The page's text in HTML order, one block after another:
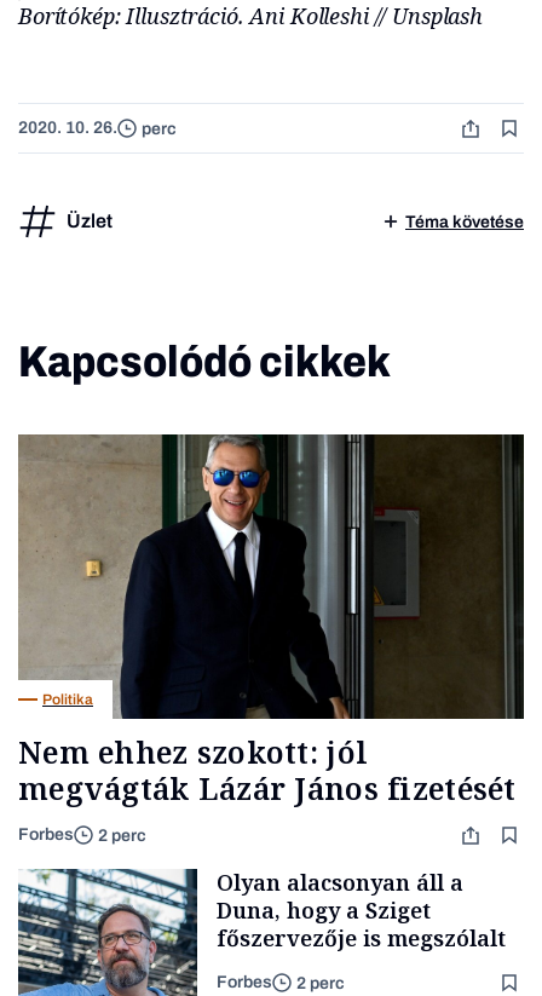
Borítókép: Illusztráció. Ani Kolleshi // Unsplash
2020. 10. 26. perc
Üzlet Téma követése
Kapcsolódó cikkek
Politika
Nem ehhez szokott: jól
megvágták Lázár János fizetését
Forbes 2 perc
Olyan alacsonyan áll a
Duna, hogy a Sziget
főszervezője is megszólalt
Forbes 2 perc